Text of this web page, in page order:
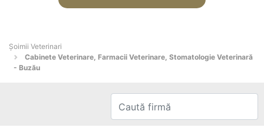
Șoimii Veterinari
Cabinete Veterinare, Farmacii Veterinare, Stomatologie Veterinară
- Buzău